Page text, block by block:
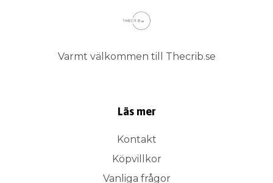
Varmt välkommen till Thecrib.se
Läs mer
Kontakt
Köpvillkor
Vanliga frågor